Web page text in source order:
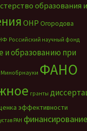
образования и
ОНР Огородова
Российский научный фонд
и образованию при
Минобрнауки ФАНО
гранты
эффективности
устав РАН финансирование